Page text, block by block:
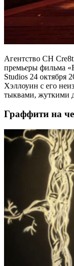
Агентство CH
премьеры фильма
Studios 24 октября
Хэллоуин с его
тыквами, жуткими
Граффити на